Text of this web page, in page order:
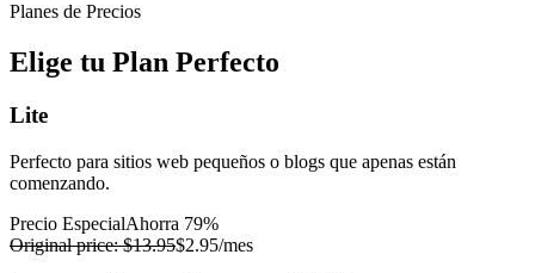
Planes de Precios
Elige tu Plan Perfecto
Lite
Perfecto para sitios web pequeños o blogs que apenas están
comenzando.
Precio EspecialAhorra 79%
Original price:$13.95$2.95/mes